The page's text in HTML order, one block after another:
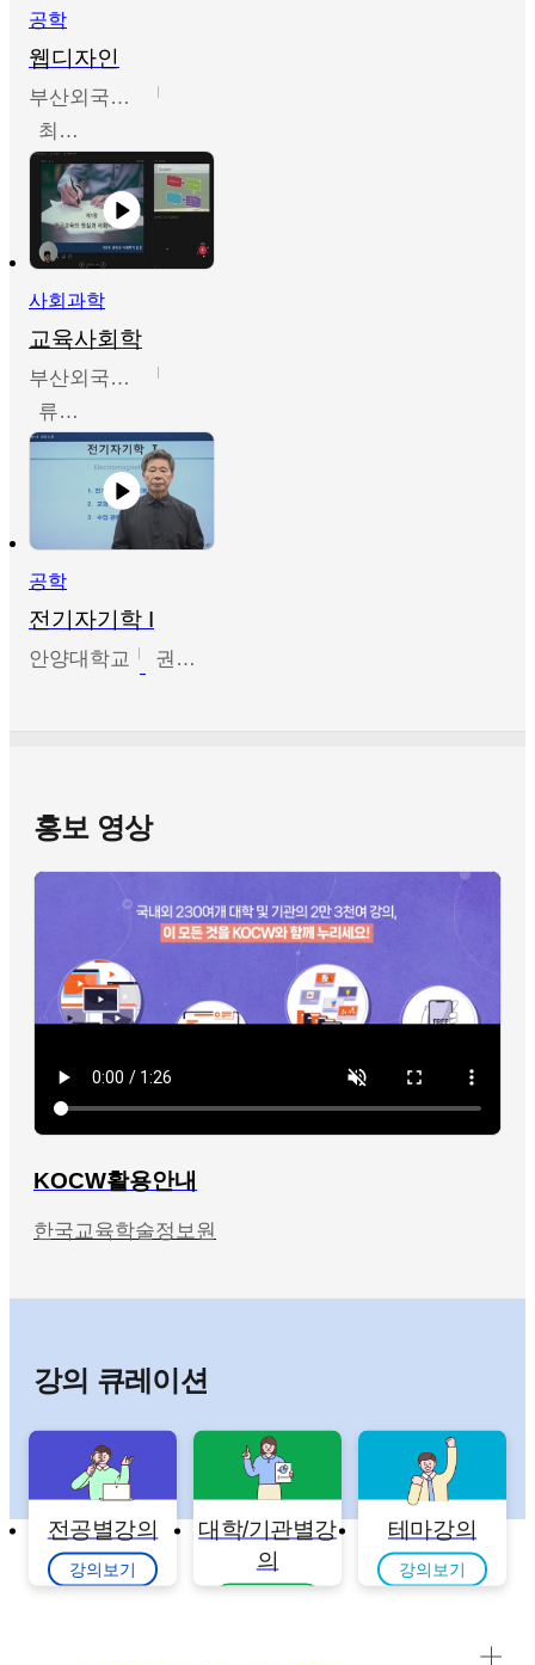
공학
웹디자인
부산외국어대학교
최진오
사회과학
교육사회학
부산외국어대학교
류영철
공학
전기자기학 I
안양대학교 권원현
홍보 영상
KOCW활용안내
한국교육학술정보원
강의 큐레이션
전공별강의
강의보기
대학/기관별강
의
테마강의
강의보기